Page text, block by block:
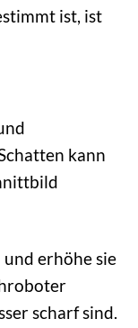
ist, ist
kann
und erhöhe sie
scharf sind.